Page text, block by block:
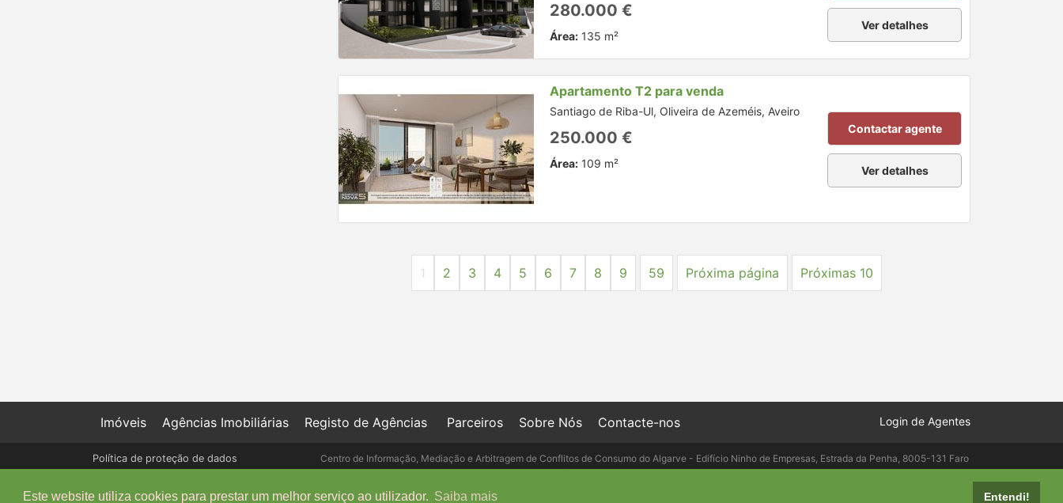
Este website utiliza cookies para prestar um melhor serviço ao utilizador. Saiba mais Entendi!
280.000 €
Área: 135 m²
Ver detalhes
Apartamento T2 para venda
Santiago de Riba-Ul, Oliveira de Azeméis, Aveiro
250.000 €
Área: 109 m²
Contactar agente
Ver detalhes
1 2 3 4 5 6 7 8 9 59 Próxima página Próximas 10
Imóveis Agências Imobiliárias Registo de Agências Parceiros Sobre Nós Contacte-nos Login de Agentes
Política de proteção de dados
Centro de Informação, Mediação e Arbitragem de Conflitos de Consumo do Algarve - Edifício Ninho de Empresas, Estrada da Penha, 8005-131 Faro
- Telefone: 289 823 135 cimaal@mail.telepac.pt